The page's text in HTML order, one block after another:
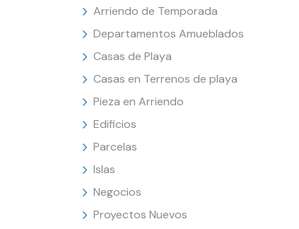
Arriendo de Temporada
Departamentos Amueblados
Casas de Playa
Casas en Terrenos de playa
Pieza en Arriendo
Edificios
Parcelas
Islas
Negocios
Proyectos Nuevos